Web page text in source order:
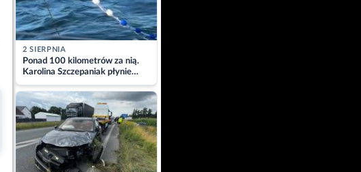
2 SIERPNIA
Ponad 100 kilometrów za nią.
Karolina Szczepaniak płynie
przez Bałtyk dla Piotra.
Aktualizacja